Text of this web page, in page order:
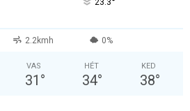
2.2kmh 0%
VAS
31 °
HÉT
34°
KED
38°